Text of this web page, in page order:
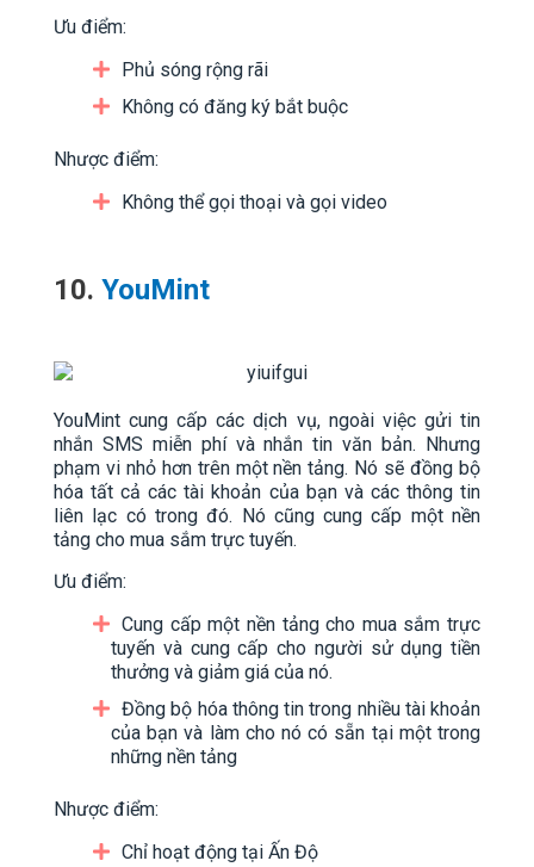
Ưu điểm:
Phủ sóng rộng rãi
Không có đăng ký bắt buộc
Nhược điểm:
Không thể gọi thoại và gọi video
10. YouMint
YouMint cung cấp các dịch vụ, ngoài việc gửi tin
nhắn SMS miễn phí và nhắn tin văn bản. Nhưng
phạm vi nhỏ hơn trên một nền tảng. Nó sẽ đồng bộ
hóa tất cả các tài khoản của bạn và các thông tin
liên lạc có trong đó. Nó cũng cung cấp một nền
tảng cho mua sắm trực tuyến.
Ưu điểm:
Cung cấp một nền tảng cho mua sắm trực
tuyến và cung cấp cho người sử dụng tiền
thưởng và giảm giá của nó.
Đồng bộ hóa thông tin trong nhiều tài khoản
của bạn và làm cho nó có sẵn tại một trong
những nền tảng
Nhược điểm:
Chỉ hoạt động tại Ấn Độ